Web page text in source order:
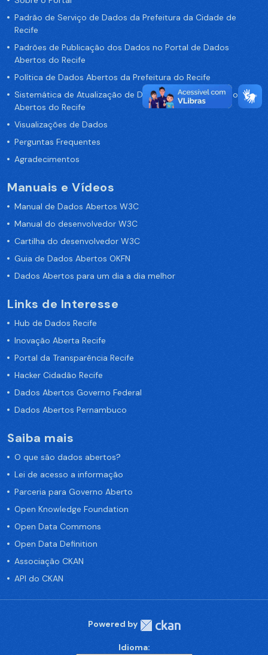
Padrão de Serviço de Dados da Prefeitura da Cidade de
Recife
Padrões de Publicação dos Dados no Portal de Dados
Abertos do Recife
Política de Dados Abertos da Prefeitura do Recife
Sistemática de Atualização de Dados do Portal de Dados
Abertos do Recife
Visualizações de Dados
Perguntas Frequentes
Agradecimentos
Manuais e Vídeos
Manual de Dados Abertos W3C
Manual do desenvolvedor W3C
Cartilha do desenvolvedor W3C
Guia de Dados Abertos OKFN
Dados Abertos para um dia a dia melhor
Links de Interesse
Hub de Dados Recife
Inovação Aberta Recife
Portal da Transparência Recife
Hacker Cidadão Recife
Dados Abertos Governo Federal
Dados Abertos Pernambuco
Saiba mais
O que são dados abertos?
Lei de acesso a informação
Parceria para Governo Aberto
Open Knowledge Foundation
Open Data Commons
Open Data Definition
Associação CKAN
API do CKAN
Powered by
Idioma